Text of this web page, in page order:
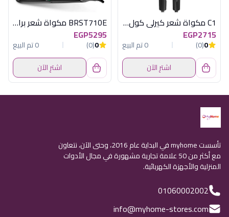
C1 مكواة شعر كيرلى كول اسود راش براش
EGP2715
0
(0)
0 تم البيع
اشترِ الآن
BRST710E مكواة شعر براون
EGP5295
0
(0)
0 تم البيع
اشترِ الآن
تأسست myhome في البداية عام 2016، وحتى الآن، نتعاون
مع أكثر من 50 علامة تجارية مشهورة في مجال الأدوات
المنزلية والأجهزة الكهربائية.
01060002002
info@myhome-stores.com